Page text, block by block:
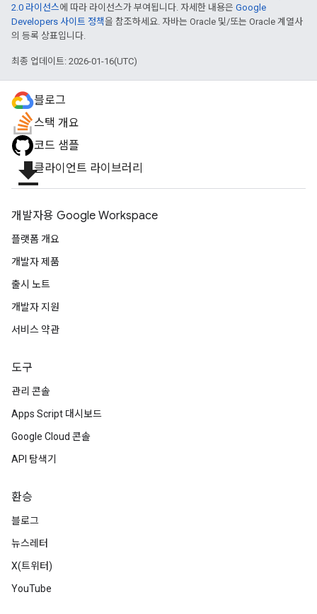
2.0 라이선스에 따라 라이선스가 부여됩니다. 자세한 내용은 Google
Developers 사이트 정책을 참조하세요. 자바는 Oracle 및/또는 Oracle 계열사
의 등록 상표입니다.
최종 업데이트: 2026-01-16(UTC)
블로그
스택 개요
코드 샘플
file_download클라이언트 라이브러리
개발자용 Google Workspace
플랫폼 개요
개발자 제품
출시 노트
개발자 지원
서비스 약관
도구
관리 콘솔
Apps Script 대시보드
Google Cloud 콘솔
API 탐색기
환승
블로그
뉴스레터
X(트위터)
YouTube